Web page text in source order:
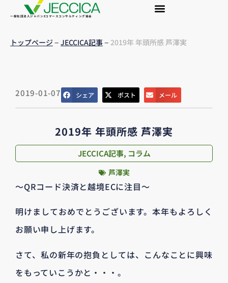
一般社団法人ジャパンEコマースコンサルティング協会
トップページ– JECCICA記事– 2019年 年頭所感 芦澤実
2019-01-07 シェア ポスト メール
2019年 年頭所感 芦澤実
JECCICA記事, コラム
芦澤実
～QRコード決済と越境ECに注目～
明けましておめでとうございます。本年もよろしく
お願い申し上げます。
さて、私の新年の抱負としては、こんなことに興味
をもっていこうかと・・・。